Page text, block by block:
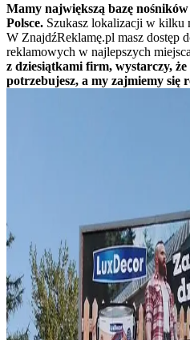
Mamy największą bazę
Polsce. Szukasz lokalizacji w kilku
W ZnajdźReklamę.pl masz dostęp
reklamowych w najlepszych
z dziesiątkami firm, wystarczy, że
potrzebujesz, a my zajmiemy się